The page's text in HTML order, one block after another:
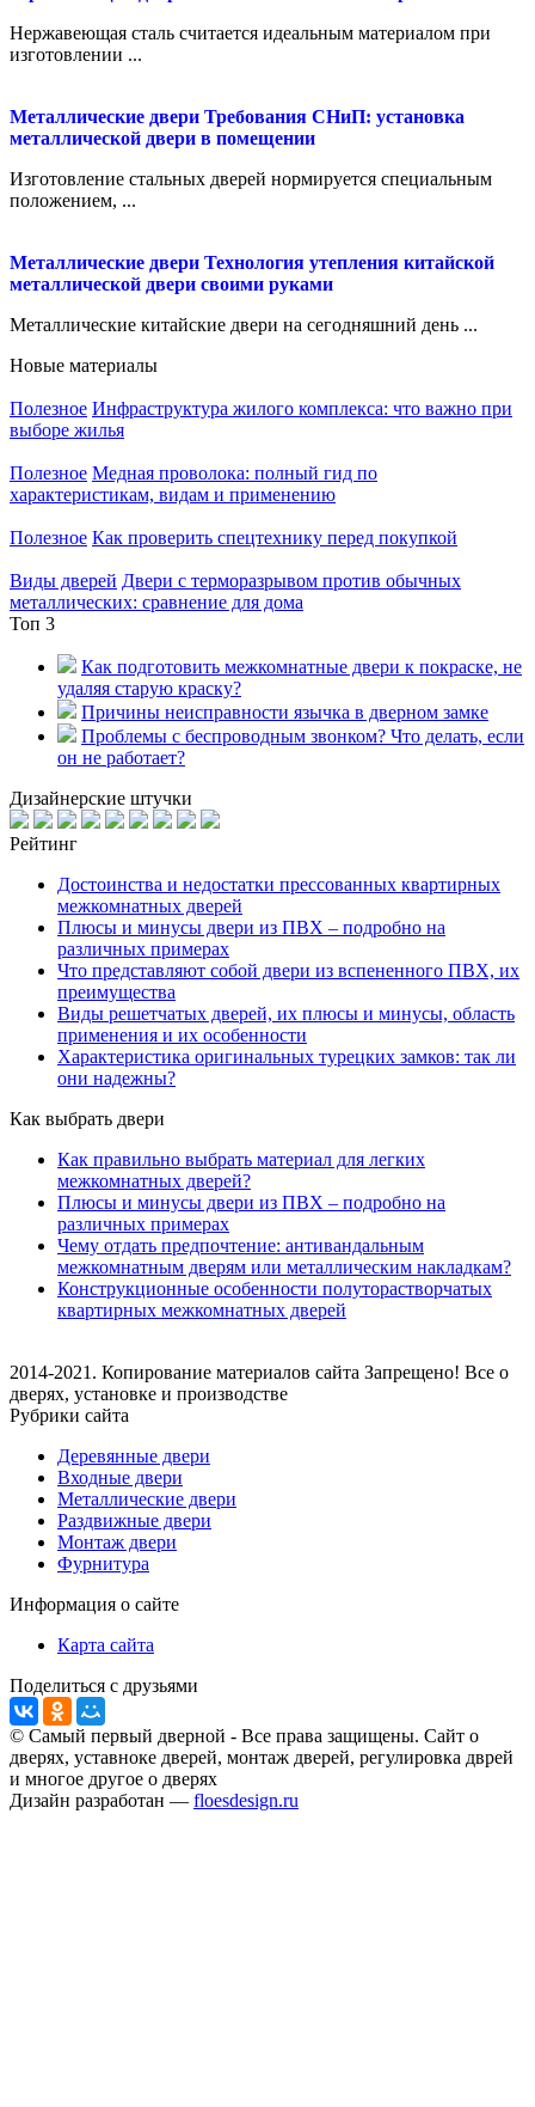
Нержавеющая сталь считается идеальным материалом при
изготовлении ...
Металлические двери Требования СНиП: установка
металлической двери в помещении
Изготовление стальных дверей нормируется специальным
положением, ...
Металлические двери Технология утепления китайской
металлической двери своими руками
Металлические китайские двери на сегодняшний день ...
Новые материалы
Полезное Инфраструктура жилого комплекса: что важно при
выборе жилья
Полезное Медная проволока: полный гид по
характеристикам, видам и применению
Полезное Как проверить спецтехнику перед покупкой
Виды дверей Двери с терморазрывом против обычных
металлических: сравнение для дома
Топ 3
Как подготовить межкомнатные двери к покраске, не
удаляя старую краску?
Причины неисправности язычка в дверном замке
Проблемы с беспроводным звонком? Что делать, если
он не работает?
Дизайнерские штучки
Рейтинг
Достоинства и недостатки прессованных квартирных
межкомнатных дверей
Плюсы и минусы двери из ПВХ – подробно на
различных примерах
Что представляют собой двери из вспененного ПВХ, их
преимущества
Виды решетчатых дверей, их плюсы и минусы, область
применения и их особенности
Характеристика оригинальных турецких замков: так ли
они надежны?
Как выбрать двери
Как правильно выбрать материал для легких
межкомнатных дверей?
Плюсы и минусы двери из ПВХ – подробно на
различных примерах
Чему отдать предпочтение: антивандальным
межкомнатным дверям или металлическим накладкам?
Конструкционные особенности полуторастворчатых
квартирных межкомнатных дверей
2014-2021. Копирование материалов сайта Запрещено! Все о
дверях, установке и производстве
Рубрики сайта
Деревянные двери
Входные двери
Металлические двери
Раздвижные двери
Монтаж двери
Фурнитура
Информация о сайте
Карта сайта
Поделиться с друзьями
© Самый первый дверной - Все права защищены. Сайт о
дверях, уставноке дверей, монтаж дверей, регулировка дврей
и многое другое о дверях
Дизайн разработан — floesdesign.ru